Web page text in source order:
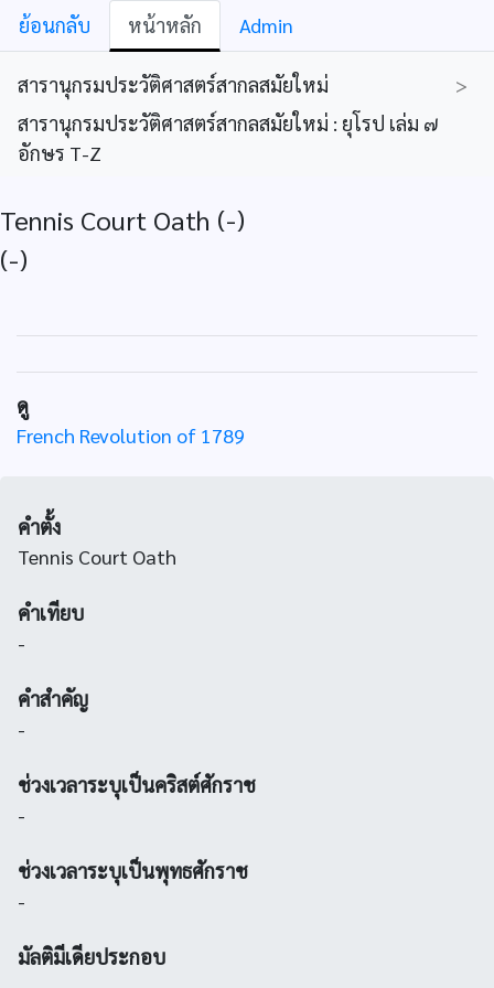
ย้อนกลับ หน้าหลัก Admin
สารานุกรมประวัติศาสตร์สากลสมัยใหม่
>
สารานุกรมประวัติศาสตร์สากลสมัยใหม่ : ยุโรป เล่ม ๗
อักษร T-Z
Tennis Court Oath (-)
(-)
ดู
French Revolution of 1789
คำตั้ง
Tennis Court Oath
คำเทียบ
-
คำสำคัญ
-
ช่วงเวลาระบุเป็นคริสต์ศักราช
-
ช่วงเวลาระบุเป็นพุทธศักราช
-
มัลติมีเดียประกอบ